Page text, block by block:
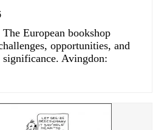
European bookshop
opportunities, and
Avingdon: